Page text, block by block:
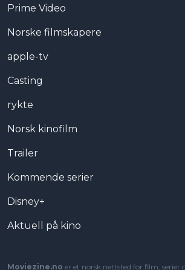
Prime Video
Norske filmskapere
apple-tv
Casting
rykte
Norsk kinofilm
Trailer
Kommende serier
Disney+
Aktuell på kino
Moviezine.no er et norsk nettsted for film, serier